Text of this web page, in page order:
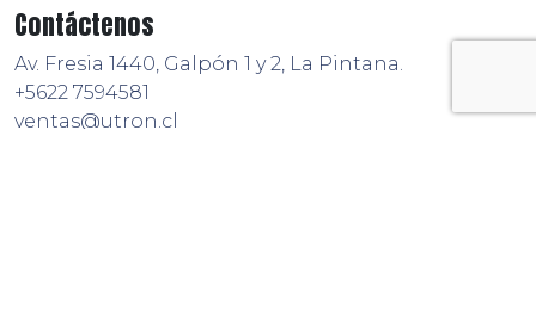
Contáctenos
Av. Fresia 1440, Galpón 1 y 2, La Pintana.
+5622 7594581
ventas@utron.cl